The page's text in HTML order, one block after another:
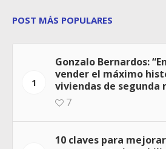
POST MÁS POPULARES
1
Gonzalo Bernardos:
vender el máximo
viviendas de segunda
7
10 claves para